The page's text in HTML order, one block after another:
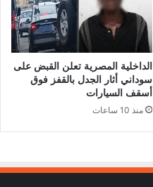
الداخلية المصرية تعلن القبض على
سوداني أثار الجدل بالقفز فوق
أسقف السيارات
منذ 10 ساعات